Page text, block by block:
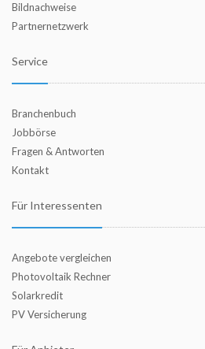
Bildnachweise
Partnernetzwerk
Service
Branchenbuch
Jobbörse
Fragen & Antworten
Kontakt
Für Interessenten
Angebote vergleichen
Photovoltaik Rechner
Solarkredit
PV Versicherung